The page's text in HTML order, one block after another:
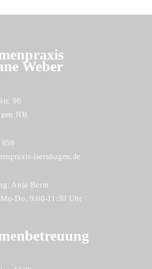
Weber
90
HB
isernhagen.de
Anja Bernt
Mo-Do, 9:00-11:30 Uhr